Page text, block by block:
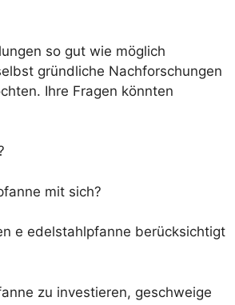
so gut wie möglich
gründliche Nachforschungen
Ihre Fragen könnten
mit sich?
e edelstahlpfanne berücksichtigt
zu investieren, geschweige